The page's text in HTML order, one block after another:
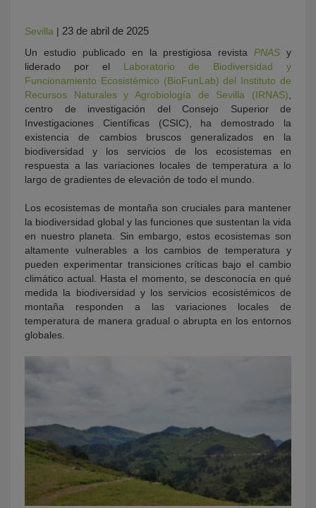
Sevilla | 23 de abril de 2025
Un estudio publicado en la prestigiosa revistaPNAS y
liderado por el Laboratorio de Biodiversidad y
Funcionamiento Ecosistémico (BioFunLab) del Instituto de
Recursos Naturales y Agrobiología de Sevilla (IRNAS)
centro de investigación del Consejo Superior de
Investigaciones Científicas (CSIC), ha demostrado la
existencia de cambios bruscos generalizados en la
biodiversidad y los servicios de los ecosistemas en
respuesta a las variaciones locales de temperatura a lo
largo de gradientes de elevación de todo el mundo.
Los ecosistemas de montaña son cruciales para mantener
la biodiversidad global y las funciones que sustentan la vida
en nuestro planeta. Sin embargo, estos ecosistemas son
altamente vulnerables a los cambios de temperatura y
pueden experimentar transiciones críticas bajo el cambio
climático actual. Hasta el momento, se desconocía en qué
medida la biodiversidad y los servicios ecosistémicos de
montaña responden a las variaciones locales de
temperatura de manera gradual o abrupta en los entornos
globales.